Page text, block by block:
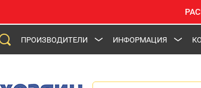
ПРОИЗВОДИТЕЛИ ИНФОРМАЦИЯ